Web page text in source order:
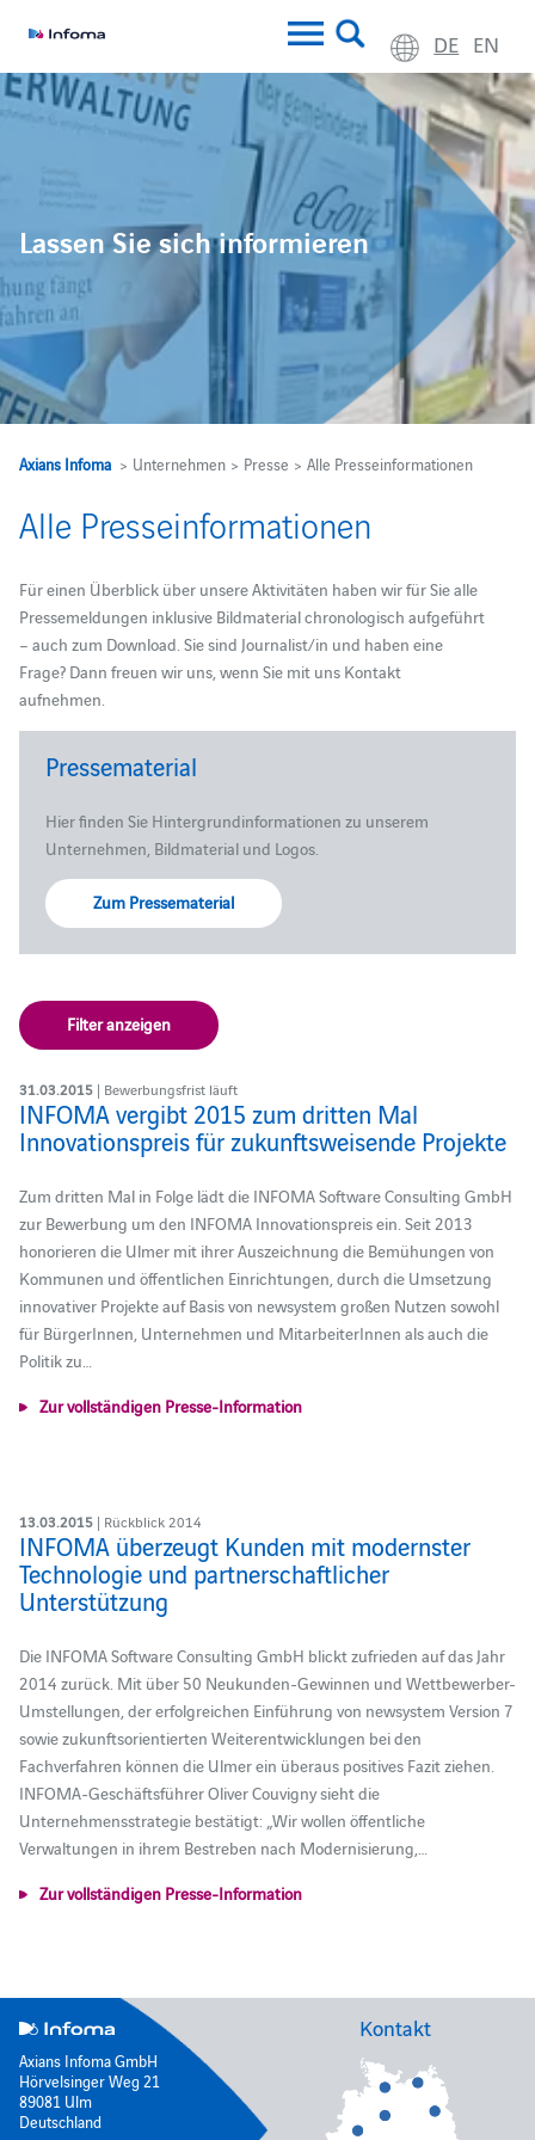
DE EN
Lassen Sie sich informieren
Axians Infoma> Unternehmen > Presse > Alle Presseinformationen
Alle Presseinformationen
Für einen Überblick über unsere Aktivitäten haben wir für Sie alle
Pressemeldungen inklusive Bildmaterial chronologisch aufgeführt
– auch zum Download. Sie sind Journalist/in und haben eine
Frage? Dann freuen wir uns, wenn Sie mit uns Kontakt
aufnehmen.
Pressematerial
Hier finden Sie Hintergrundinformationen zu unserem
Unternehmen, Bildmaterial und Logos.
Zum Pressematerial
Filter anzeigen
31.03.2015| Bewerbungsfrist läuft
INFOMA vergibt 2015 zum dritten Mal
Innovationspreis für zukunftsweisende Projekte
Zum dritten Mal in Folge lädt die INFOMA Software Consulting GmbH
zur Bewerbung um den INFOMA Innovationspreis ein. Seit 2013
honorieren die Ulmer mit ihrer Auszeichnung die Bemühungen von
Kommunen und öffentlichen Einrichtungen, durch die Umsetzung
innovativer Projekte auf Basis von newsystem großen Nutzen sowohl
für BürgerInnen, Unternehmen und MitarbeiterInnen als auch die
Politik zu…
Zur vollständigen Presse-Information
13.03.2015| Rückblick 2014
INFOMA überzeugt Kunden mit modernster
Technologie und partnerschaftlicher
Unterstützung
Die INFOMA Software Consulting GmbH blickt zufrieden auf das Jahr
2014 zurück. Mit über 50 Neukunden-Gewinnen und Wettbewerber-
Umstellungen, der erfolgreichen Einführung von newsystem Version 7
sowie zukunftsorientierten Weiterentwicklungen bei den
Fachverfahren können die Ulmer ein überaus positives Fazit ziehen.
INFOMA-Geschäftsführer Oliver Couvigny sieht die
Unternehmensstrategie bestätigt: „Wir wollen öffentliche
Verwaltungen in ihrem Bestreben nach Modernisierung,…
Zur vollständigen Presse-Information
Axians Infoma GmbH
Hörvelsinger Weg 21
89081 Ulm
Deutschland
Kontakt